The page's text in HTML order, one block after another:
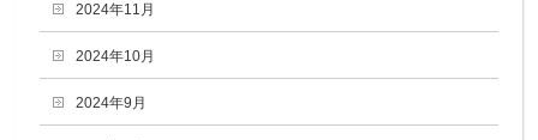
2024年11月
2024年10月
2024年9月